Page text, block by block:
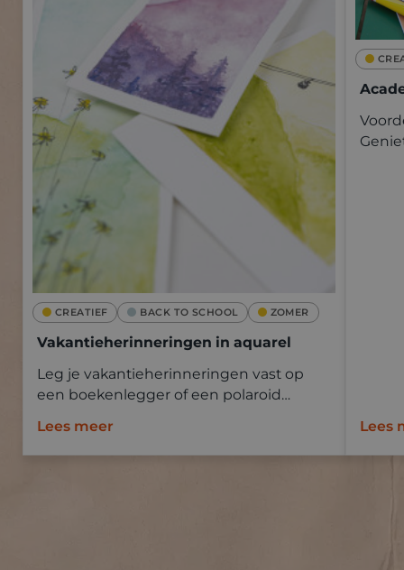
CREATIEF BACK TO SCHOOL ZOMER
Vakantieherinneringen in aquarel
Leg je vakantieherinneringen vast op
een boekenlegger of een polaroid
Neem mee op vakantie en schilder ter
plaatse of baseer je op een foto.
Lees meer Lees